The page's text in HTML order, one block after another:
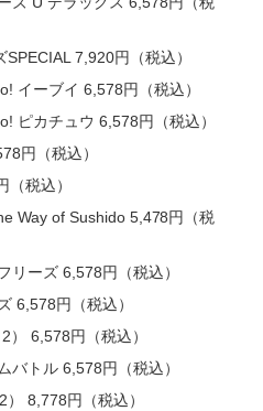
7,920円（税込）
イーブイ 6,578円（税込）
ピカチュウ 6,578円（税込）
円（税込）
税込）
Way of Sushido 5,478円（税
リーズ 6,578円（税込）
6,578円（税込）
） 6,578円（税込）
バトル 6,578円（税込）
8,778円（税込）